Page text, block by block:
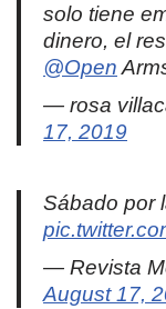
solo tiene
dinero, el
@Open
— rosa
17, 2019
Sábado por
— Revista
August 17,